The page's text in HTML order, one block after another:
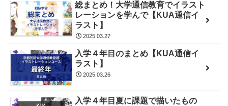
総まとめ！大学通信教育でイラスト
レーションを学んで【KUA通信イ
ラスト】
2025.03.27
入学４年目のまとめ【KUA通信イ
ラスト】
2025.03.26
入学４年目夏に課題で描いたもの